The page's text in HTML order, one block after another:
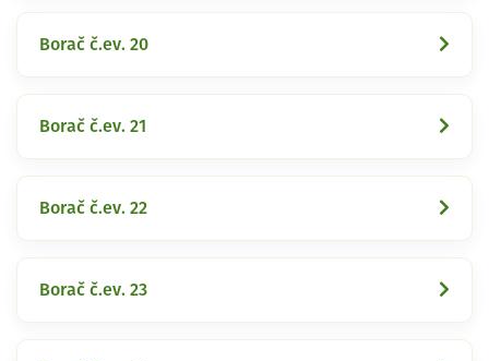
Borač č.ev. 20
Borač č.ev. 21
Borač č.ev. 22
Borač č.ev. 23